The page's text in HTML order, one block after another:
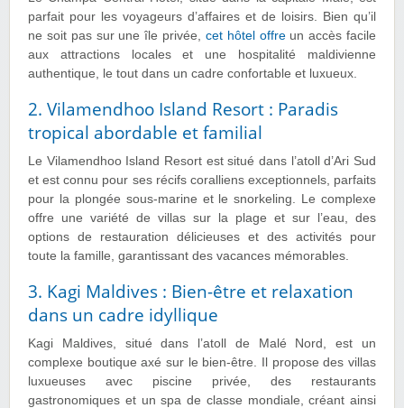
parfait pour les voyageurs d’affaires et de loisirs. Bien qu’il
ne soit pas sur une île privée, cet hôtel offreun accès facile
aux attractions locales et une hospitalité maldivienne
authentique, le tout dans un cadre confortable et luxueux.
2. Vilamendhoo Island Resort : Paradis
tropical abordable et familial
Le Vilamendhoo Island Resort est situé dans l’atoll d’Ari Sud
et est connu pour ses récifs coralliens exceptionnels, parfaits
pour la plongée sous-marine et le snorkeling. Le complexe
offre une variété de villas sur la plage et sur l’eau, des
options de restauration délicieuses et des activités pour
toute la famille, garantissant des vacances mémorables.
3. Kagi Maldives : Bien-être et relaxation
dans un cadre idyllique
Kagi Maldives, situé dans l’atoll de Malé Nord, est un
complexe boutique axé sur le bien-être. Il propose des villas
luxueuses avec piscine privée, des restaurants
gastronomiques et un spa de classe mondiale, créant ainsi